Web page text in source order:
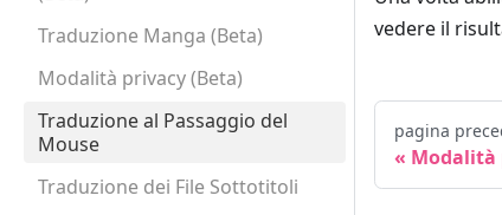
Traduzione Manga (Beta)
Modalità privacy (Beta)
Traduzione al Passaggio del
Mouse
Traduzione dei File Sottotitoli
vedere il
pagina
Modalità